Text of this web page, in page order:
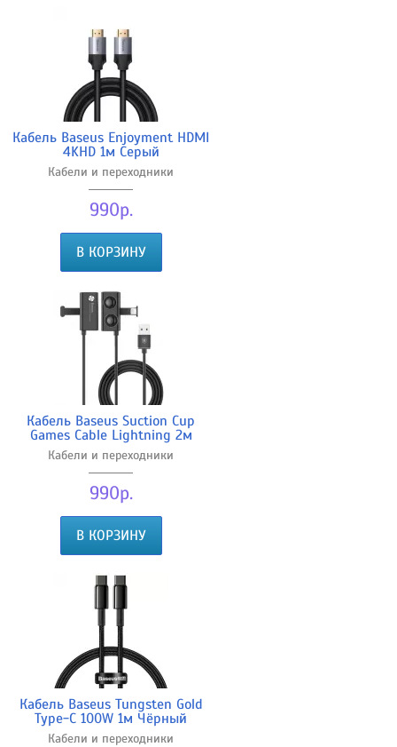
Кабель Baseus Enjoyment HDMI
4KHD 1м Серый
Кабели и переходники
990р.
В КОРЗИНУ
Кабель Baseus Suction Cup
Games Cable Lightning 2м
Кабели и переходники
990р.
В КОРЗИНУ
Кабель Baseus Tungsten Gold
Type-C 100W 1м Чёрный
Кабели и переходники